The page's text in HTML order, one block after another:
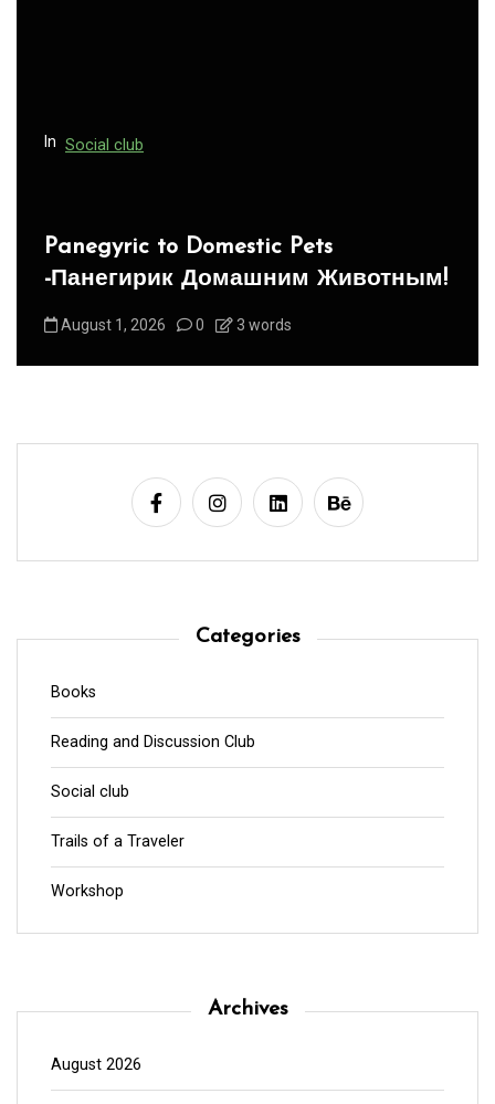
In Social club
Panegyric to Domestic Pets
-Панегирик Домашним Животным!
August 1, 2026 0 3 words
Categories
Books
Reading and Discussion Club
Social club
Trails of a Traveler
Workshop
Archives
August 2026